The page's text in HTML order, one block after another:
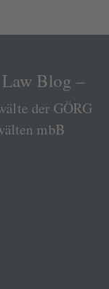
Blog –
der GÖRG
mbB